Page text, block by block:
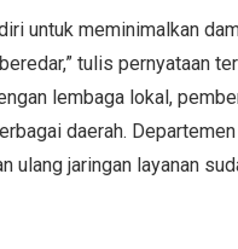
untuk meminimalkan
tulis pernyataan
lembaga lokal,
daerah.
ulang jaringan layanan